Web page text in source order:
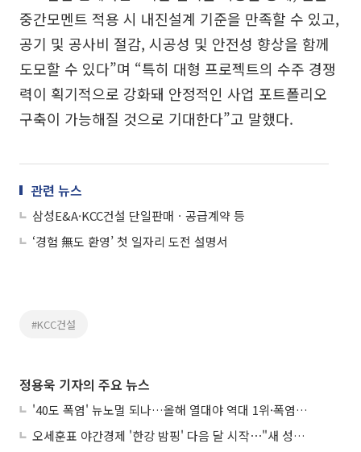
중간모멘트 적용 시 내진설계 기준을 만족할 수 있고,
공기 및 공사비 절감, 시공성 및 안전성 향상을 함께
도모할 수 있다”며 “특히 대형 프로젝트의 수주 경쟁
력이 획기적으로 강화돼 안정적인 사업 포트폴리오
구축이 가능해질 것으로 기대한다”고 말했다.
관련 뉴스
삼성E&A·KCC건설 단일판매ㆍ공급계약 등
‘경험 無도 환영’ 첫 일자리 도전 설명서
#KCC건설
정용욱 기자의 주요 뉴스
'40도 폭염' 뉴노멀 되나…올해 열대야 역대 1위·폭염일수 평년 3배 넘어
오세훈표 야간경제 '한강 밤핑' 다음 달 시작⋯"새 성장동력 만들 것"